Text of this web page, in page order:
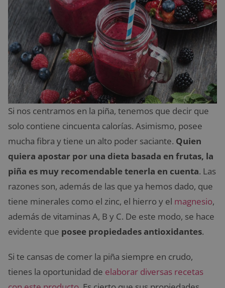
Si nos centramos en la piña, tenemos que decir que
solo contiene cincuenta calorías. Asimismo, posee
mucha fibra y tiene un alto poder saciante. Quien
quiera apostar por una dieta basada en frutas, la
piña es muy recomendable tenerla en cuenta. Las
razones son, además de las que ya hemos dado, que
tiene minerales como el zinc, el hierro y el magnesio,
además de vitaminas A, B y C. De este modo, se hace
evidente que posee propiedades antioxidantes.
Si te cansas de comer la piña siempre en crudo,
tienes la oportunidad de elaborar diversas recetas